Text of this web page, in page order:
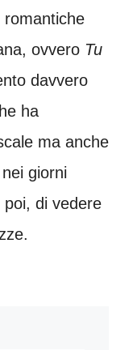
romantiche
ovvero Tu
davvero
ha
ma anche
giorni
di vedere